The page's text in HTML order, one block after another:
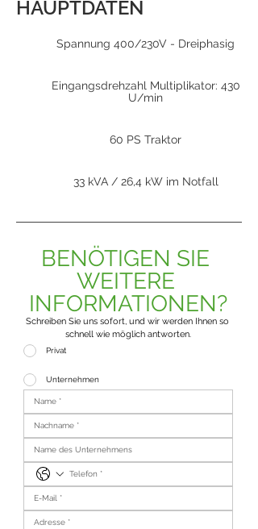
HAUPTDATEN
Spannung 400/230V - Dreiphasig
Eingangsdrehzahl Multiplikator: 430
U/min
60 PS Traktor
33 kVA / 26,4 kW im Notfall
BENÖTIGEN SIE
WEITERE
INFORMATIONEN?
Schreiben Sie uns sofort, und wir werden Ihnen so
schnell wie möglich antworten.
Privat
Unternehmen